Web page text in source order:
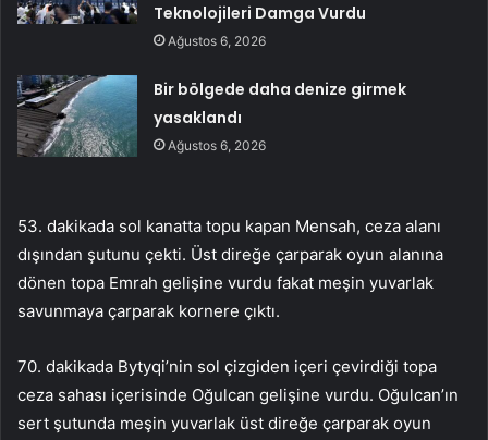
Teknolojileri Damga Vurdu
Ağustos 6, 2026
Bir bölgede daha denize girmek
yasaklandı
Ağustos 6, 2026
53. dakikada sol kanatta topu kapan Mensah, ceza alanı
dışından şutunu çekti. Üst direğe çarparak oyun alanına
dönen topa Emrah gelişine vurdu fakat meşin yuvarlak
savunmaya çarparak kornere çıktı.
70. dakikada Bytyqi’nin sol çizgiden içeri çevirdiği topa
ceza sahası içerisinde Oğulcan gelişine vurdu. Oğulcan’ın
sert şutunda meşin yuvarlak üst direğe çarparak oyun